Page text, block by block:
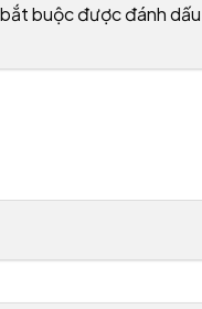
buộc được đánh dấu